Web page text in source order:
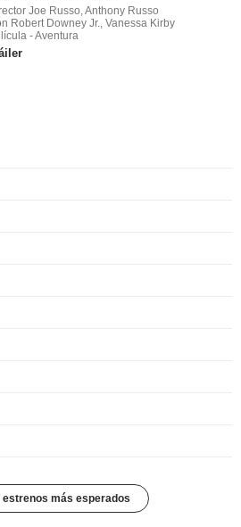
Joe Russo, Anthony Russo
Robert Downey Jr., Vanessa Kirby
- Aventura
estrenos más esperados